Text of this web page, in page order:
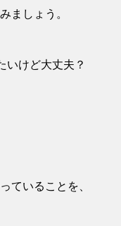
ましょう。
いけど大丈夫？
ていることを、